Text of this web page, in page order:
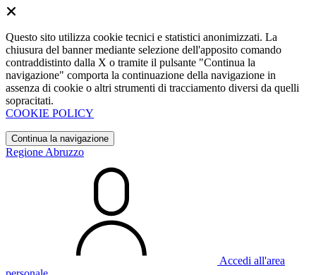
Questo sito utilizza cookie tecnici e statistici anonimizzati. La
chiusura del banner mediante selezione dell'apposito comando
contraddistinto dalla X o tramite il pulsante "Continua la
navigazione" comporta la continuazione della navigazione in
assenza di cookie o altri strumenti di tracciamento diversi da quelli
sopracitati.
COOKIE POLICY
Continua la navigazione
Regione Abruzzo
Accedi all'area